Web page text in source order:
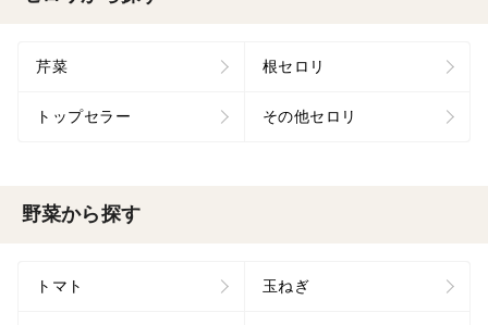
芹菜 根セロリ
トップセラー その他セロリ
野菜から探す
トマト 玉ねぎ